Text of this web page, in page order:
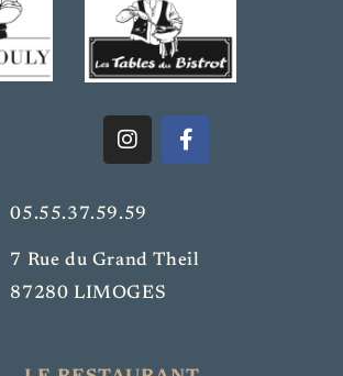
05.55.37.59.59
7 Rue du Grand Theil
87280 LIMOGES